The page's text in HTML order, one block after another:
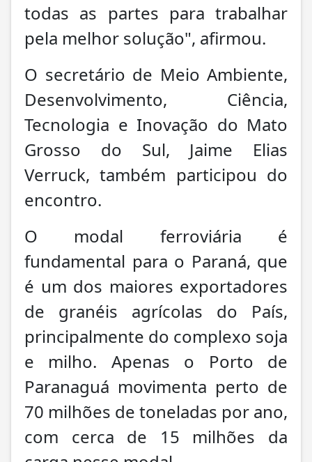
todas as partes para trabalhar
pela melhor solução", afirmou.
O secretário de Meio Ambiente,
Desenvolvimento, Ciência,
Tecnologia e Inovação do Mato
Grosso do Sul, Jaime Elias
Verruck, também participou do
encontro.
O modal ferroviária é
fundamental para o Paraná, que
é um dos maiores exportadores
de granéis agrícolas do País,
principalmente do complexo soja
e milho. Apenas o Porto de
Paranaguá movimenta perto de
70 milhões de toneladas por ano,
com cerca de 15 milhões da